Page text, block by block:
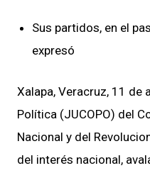
Sus partidos, en el
expresó
Xalapa, Veracruz, 11 de
Política (JUCOPO) del
Nacional y del
del interés nacional,